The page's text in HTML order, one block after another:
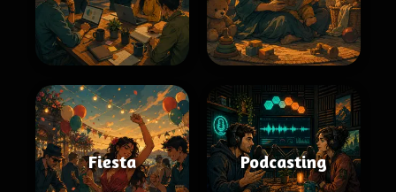
Fiesta Podcasting